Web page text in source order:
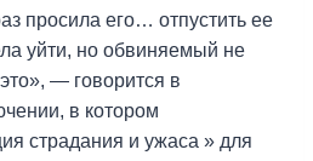
просила его… отпустить ее
уйти, но обвиняемый не
— говорится в
в котором
страдания и ужаса » для